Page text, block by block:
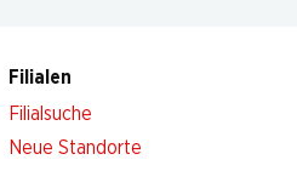
Filialen
Filialsuche
Neue Standorte